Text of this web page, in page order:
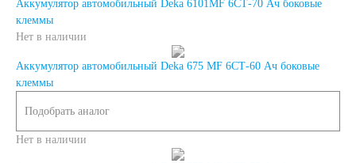
Аккумулятор автомобильный Deka 6101MF 6СТ-70 Ач боковые
клеммы
Нет в наличии
Аккумулятор автомобильный Deka 675 MF 6СТ-60 Ач боковые
клеммы
Подобрать аналог
Нет в наличии